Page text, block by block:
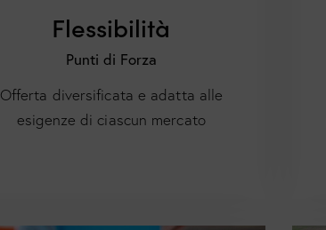
Flessibilità
Punti di Forza
Offerta diversificata e adatta alle
esigenze di ciascun mercato